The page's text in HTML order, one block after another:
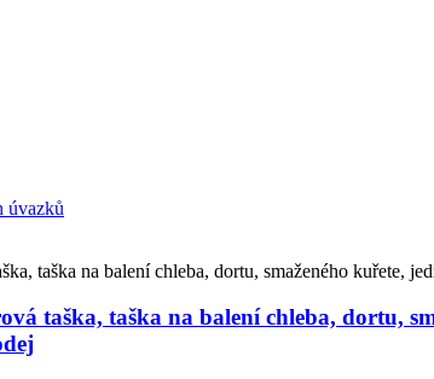
úvazků
taška, taška na balení chleba, dortu,